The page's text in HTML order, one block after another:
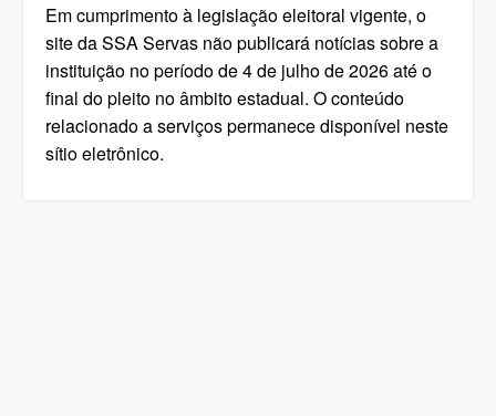
Em cumprimento à legislação eleitoral vigente, o
site da SSA Servas não publicará notícias sobre a
instituição no período de 4 de julho de 2026 até o
final do pleito no âmbito estadual. O conteúdo
relacionado a serviços permanece disponível neste
sítio eletrônico.